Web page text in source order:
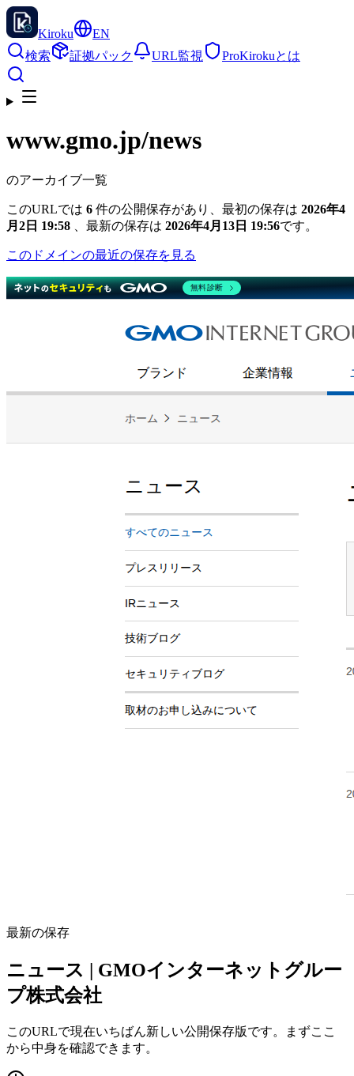
Kiroku
EN
検索
証拠パック URL監視 ProKirokuとは
www.gmo.jp/news
のアーカイブ一覧
このURLでは 6 件の公開保存があり、最初の保存は 2026年4
月2日 19:58
、最新の保存は 2026年4月13日 19:56です。
このドメインの最近の保存を見る
最新の保存
ニュース | GMOインターネットグルー
プ株式会社
このURLで現在いちばん新しい公開保存版です。まずここ
から中身を確認できます。